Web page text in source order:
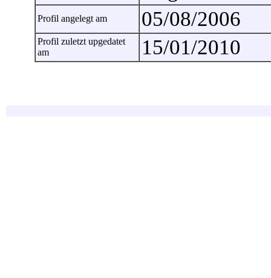
Profil angelegt am 05/08/2006
Profil zuletzt upgedatet
am
15/01/2010